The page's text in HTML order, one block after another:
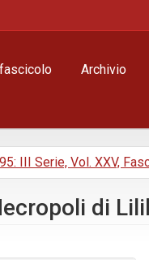
Archivio
III Serie, Vol. XXV,
di